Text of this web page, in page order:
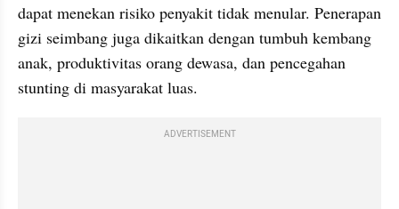
dapat menekan risiko penyakit tidak menular. Penerapan
gizi seimbang juga dikaitkan dengan tumbuh kembang
anak, produktivitas orang dewasa, dan pencegahan
stunting di masyarakat luas.
ADVERTISEMENT